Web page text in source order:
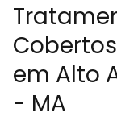
em Alto
- MA